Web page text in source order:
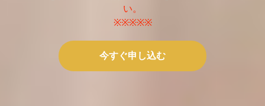
い。
※※※※※
今すぐ申し込む